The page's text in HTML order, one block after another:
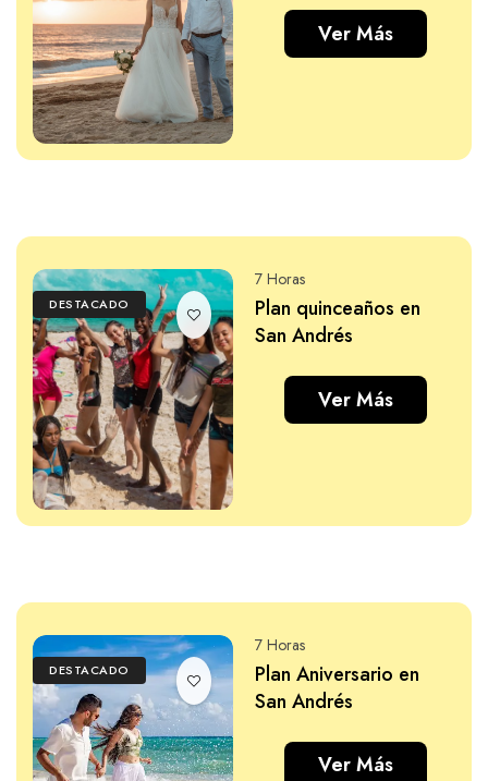
Ver Más
DESTACADO
7 Horas
Plan quinceaños en
San Andrés
Ver Más
DESTACADO
7 Horas
Plan Aniversario en
San Andrés
Ver Más